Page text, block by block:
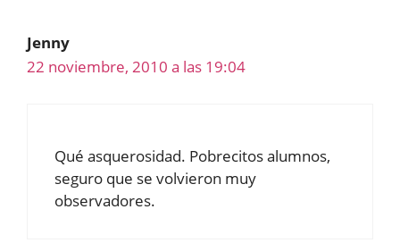
Jenny
22 noviembre, 2010 a las 19:04
Qué asquerosidad. Pobrecitos alumnos,
seguro que se volvieron muy
observadores.